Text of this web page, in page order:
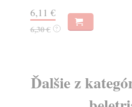
6,11 €
6,30 € ?
Ďalšie z